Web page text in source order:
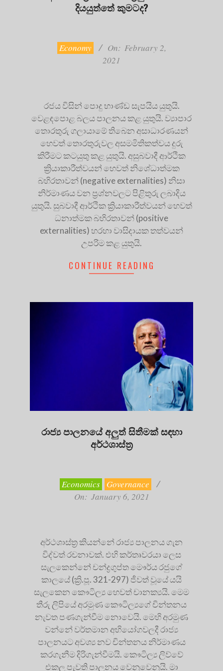
දියයුත්තේ කුමටද?
Economy On: February 2,
2021
රජය විසින් පොදු භාණ්ඩ සැපයිය යුතුයි.
වෙළඳපොළ බලය පාලනය කළ යුතුයි. ව්‍යාපාර
තොරතුරු ගලායාමේ තිබෙන අසාධාරණයන්
හෙවත් තොරතුරුවල අසමමිතිකත්වය දුරු
කිරීමට කටයුතු කළ යුතුයි. අසුබවාදී ආර්ථික
ක්‍රියාකාරීත්වයන් හෙවත් නිශේධාත්මක
බහිරතාවන් (negative externalities) නිසා
නිර්මාණය වන ප්‍රශ්නවලට පිළිතුරු ලබාදිය
යුතුයි. සුබවාදී ආර්ථික ක්‍රියාකාරීත්වයන් හෙවත්
ධනාත්මක බහිරතාවන් (positive
externalities) හරහා වාසිදායක තත්වයන්
උපරිම කළ යුතුයි.
CONTINUE READING
රාජ්‍ය පාලනයේ අලුත් සිතීමක් සඳහා
අර්ථශාස්ත්‍ර
Economics
Governance
On: January 6, 2021
අර්ථශාස්ත්‍ර කියන්නේ රාජ්‍ය පාලනය ගැන
විද්වත් රචනාවක්. එහි කර්තෘවරයා ලෙස
සැලකෙන්නේ චන්ද්‍රගුප්ත මෞර්ය රජුගේ
කාලයේ (ක්‍රි.පූ. 321-297) ජීවත් වූයේ යයි
සැලකෙන කෞටිල්‍ය හෙවත් චානක්‍යයි. මෙම
තීරු ලිපියේ අරමුණ කෞටිල්‍යගේ චින්තනය
නැවත පණගැන්වීම නොවෙයි. මෙහි අරමුණ
වන්නේ වර්තමාන අභියෝගවලදී රාජ්‍ය
පාලනයට අවශ්‍ය නව චින්තනය නිර්මාණය
කරගැනීම දිරිගැන්වීමයි. කෞටිල්‍ය ලිව්වේ
එකල පැවති පාලනය වෙනුවෙනුයි. මා